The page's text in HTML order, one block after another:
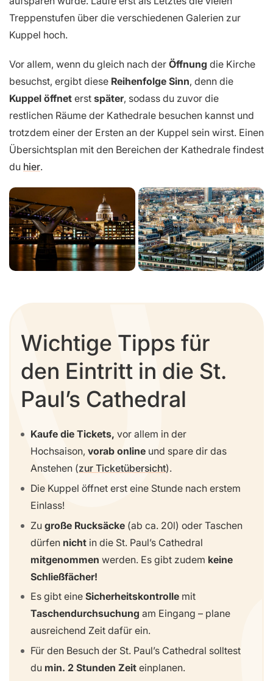
Treppenstufen über die verschiedenen Galerien zur
Kuppel hoch.
Vor allem, wenn du gleich nach der Öffnung die Kirche
besuchst, ergibt diese Reihenfolge Sinn, denn die
Kuppel öffnet erst später, sodass du zuvor die
restlichen Räume der Kathedrale besuchen kannst und
trotzdem einer der Ersten an der Kuppel sein wirst. Einen
Übersichtsplan mit den Bereichen der Kathedrale findest
du hier.
Wichtige Tipps für
den Eintritt in die St.
Paul’s Cathedral
Kaufe die Tickets, vor allem in der
Hochsaison, vorab online und spare dir das
Anstehen (zur Ticketübersicht).
Die Kuppel öffnet erst eine Stunde nach erstem
Einlass!
Zu große Rucksäcke (ab ca. 20l) oder Taschen
dürfen nicht in die St. Paul’s Cathedral
mitgenommen werden. Es gibt zudem keine
Schließfächer!
Es gibt eine Sicherheitskontrolle mit
Taschendurchsuchung am Eingang – plane
ausreichend Zeit dafür ein.
Für den Besuch der St. Paul’s Cathedral solltest
du min. 2 Stunden Zeit einplanen.